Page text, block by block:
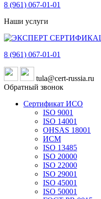
8 (961) 067-01-01
Наши услуги
8 (961) 067-01-01
tula@cert-russia.ru
Обратный звонок
Сертификат ИСО
ISO 9001
ISO 14001
OHSAS 18001
ИСМ
ISO 13485
ISO 20000
ISO 22000
ISO 29001
ISO 45001
ISO 50001